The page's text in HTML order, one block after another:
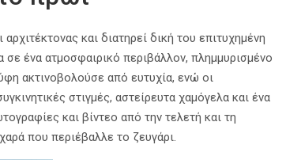
αρχιτέκτονας και διατηρεί δική του επιτυχημένη
ένα ατμοσφαιρικό περιβάλλον, πλημμυρισμένο
ακτινοβολούσε από ευτυχία, ενώ οι
στιγμές, αστείρευτα χαμόγελα και ένα
και βίντεο από την τελετή και τη
που περιέβαλλε το ζευγάρι.